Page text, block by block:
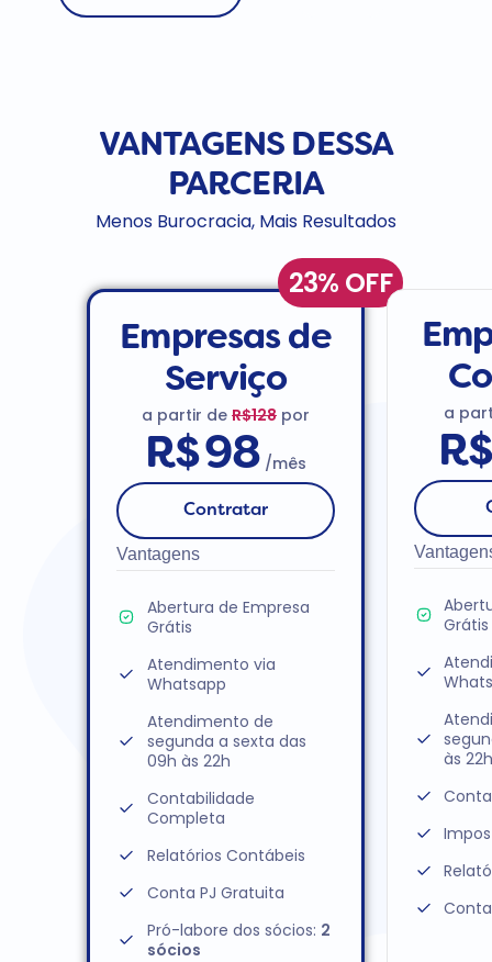
VANTAGENS DESSA
PARCERIA
Menos Burocracia, Mais Resultados
Empresas de
Serviço
a partir de R$128 por
R$98 /mês
Contratar
Vantagens
Abertura de Empresa
Grátis
Atendimento via
Whatsapp
Atendimento de
segunda a sexta das
09h às 22h
Contabilidade
Completa
Relatórios Contábeis
Conta PJ Gratuita
Pró-labore dos sócios: 2
sócios
23% OFF
a
R$
Grátis
às